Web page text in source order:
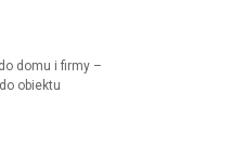
domu i firmy –
obiektu